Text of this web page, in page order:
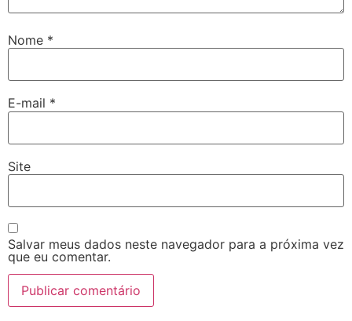
Nome *
E-mail *
Site
Salvar meus dados neste navegador para a próxima vez
que eu comentar.